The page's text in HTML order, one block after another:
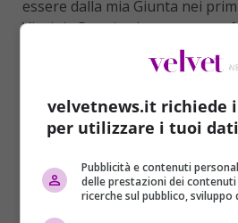
essere dalla mia Giunta nei
Virginia Raggi – denotano una
con il passato, a cambiare il
ribadire che tutto ciò che ha a
“Il fatto – ha proseguito al
con Vulpiani (commissario
municipio di Roma, ovvero di
velvetnews.it richiede
per utilizzare i tuoi
Pubblicità e contenuti
delle prestazioni dei contenuti
ricerche sul pubblico, sviluppo